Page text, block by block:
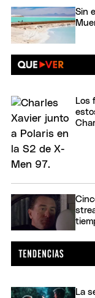
Sin
Los
La